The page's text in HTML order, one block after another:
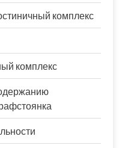
комплекс
комплекс